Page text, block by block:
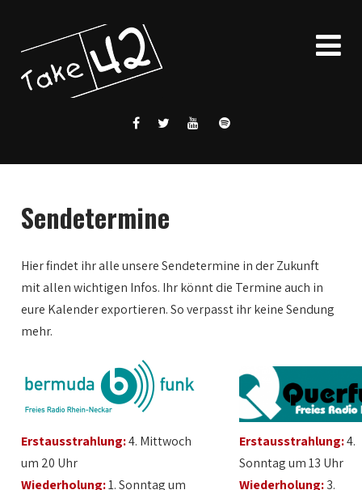
Sendetermine
Hier findet ihr alle unsere Sendetermine in der Zukunft
mit allen wichtigen Infos. Ihr könnt die Termine auch in
eure Kalender exportieren. So verpasst ihr keine Sendung
mehr.
Erstausstrahlung:4. Mittwoch
um 20 Uhr
Wiederholung:1. Sonntag um
Erstausstrahlung:4.
Sonntag um 13 Uhr
Wiederholung:3.
1:00
2:00